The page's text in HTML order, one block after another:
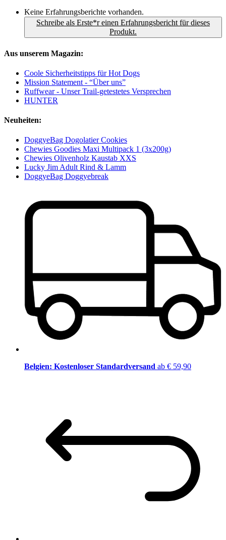
Keine Erfahrungsberichte vorhanden.
Schreibe als Erste*r einen Erfahrungsbericht für dieses
Produkt.
Aus unserem Magazin:
Coole Sicherheitstipps für Hot Dogs
Mission Statement - “Über uns”
Ruffwear - Unser Trail-getestetes Versprechen
HUNTER
Neuheiten:
DoggyeBag Dogolatier Cookies
Chewies Goodies Maxi Multipack 1 (3x200g)
Chewies Olivenholz Kaustab XXS
Lucky Jim Adult Rind & Lamm
DoggyeBag Doggyebreak
Belgien: Kostenloser Standardversand ab € 59,90